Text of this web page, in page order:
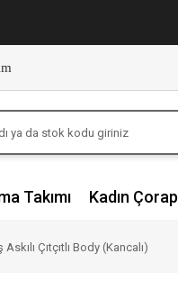
Takımı Kadın Çorap
Çıtçıtlı Body (Kancalı)